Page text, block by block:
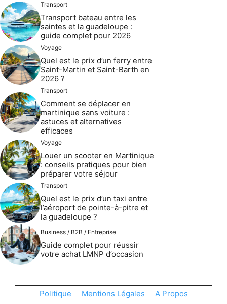
Transport
Transport bateau entre les
saintes et la guadeloupe :
guide complet pour 2026
Voyage
Quel est le prix d’un ferry entre
Saint-Martin et Saint-Barth en
2026 ?
Transport
Comment se déplacer en
martinique sans voiture :
astuces et alternatives
efficaces
Voyage
Louer un scooter en Martinique
: conseils pratiques pour bien
préparer votre séjour
Transport
Quel est le prix d’un taxi entre
l’aéroport de pointe-à-pitre et
la guadeloupe ?
Business / B2B / Entreprise
Guide complet pour réussir
votre achat LMNP d’occasion
Politique Mentions Légales A Propos